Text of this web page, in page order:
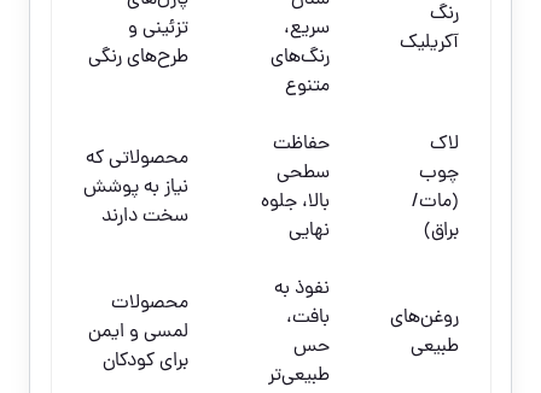
رنگ
آکریلیک
سریع،
رنگ‌های
متنوع
تزئینی و
طرح‌های رنگی
لاک
چوب
(مات/
براق)
حفاظت
سطحی
بالا، جلوه
نهایی
محصولاتی که
نیاز به پوشش
سخت دارند
روغن‌های
طبیعی
نفوذ به
بافت،
حس
طبیعی‌تر
محصولات
لمسی و ایمن
برای کودکان